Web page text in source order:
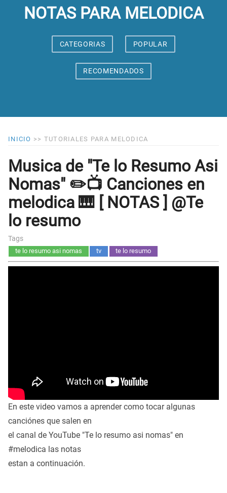
NOTAS PARA MELODICA
CATEGORIAS POPULAR
RECOMENDADOS
INICIO >> TUTORIALES PARA MELODICA
Musica de "Te lo Resumo Asi
Nomas" ✏️📺 Canciones en
melodica 🎹 [ NOTAS ] @Te
lo resumo
Tags
te lo resumo asi nomas tv te lo resumo
En este video vamos a aprender como tocar algunas
canciónes que salen en
el canal de YouTube "Te lo resumo asi nomas" en
#melodica las notas
estan a continuación.